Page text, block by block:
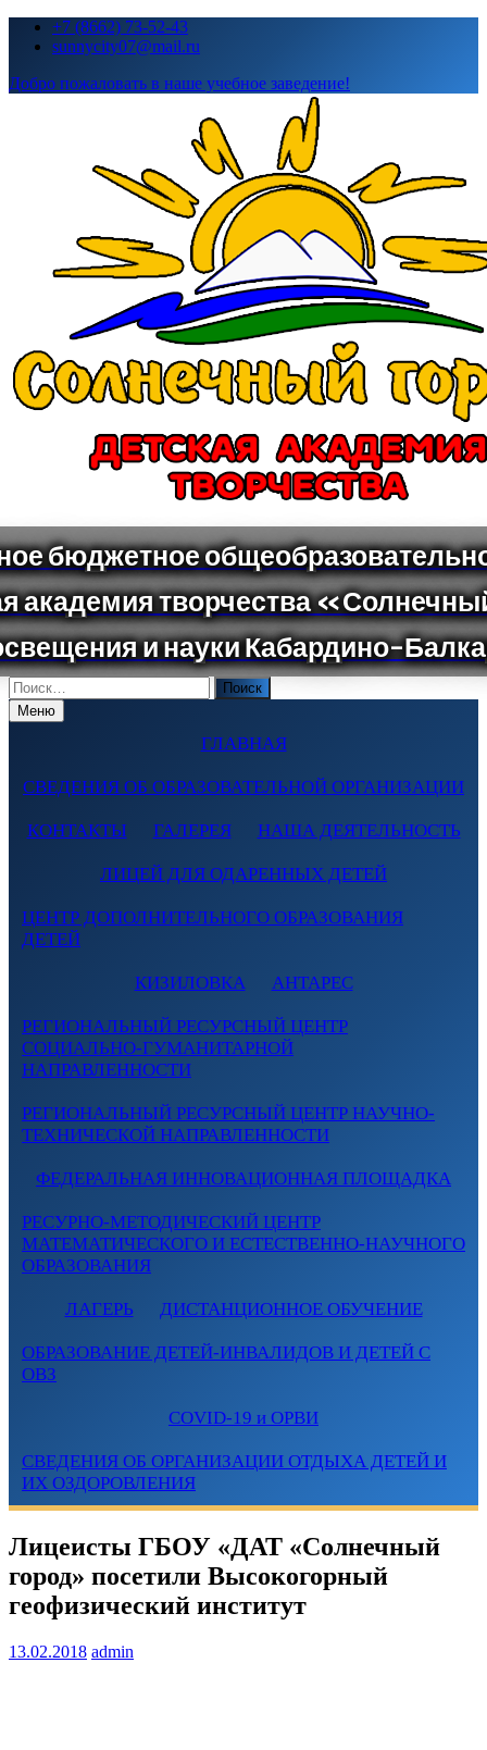
Перейти+7 (8662) 73-52-43
sunnycity07@mail.ru
Добро пожаловать в наше учебное заведение!
Поиск
по:Меню
ГЛАВНАЯ
СВЕДЕНИЯ ОБ ОБРАЗОВАТЕЛЬНОЙ ОРГАНИЗАЦИИ
КОНТАКТЫ ГАЛЕРЕЯ НАША ДЕЯТЕЛЬНОСТЬ
ЛИЦЕЙ ДЛЯ ОДАРЕННЫХ ДЕТЕЙ
ЦЕНТР ДОПОЛНИТЕЛЬНОГО ОБРАЗОВАНИЯ
ДЕТЕЙ
КИЗИЛОВКА АНТАРЕС
РЕГИОНАЛЬНЫЙ РЕСУРСНЫЙ ЦЕНТР
СОЦИАЛЬНО-ГУМАНИТАРНОЙ
НАПРАВЛЕННОСТИ
РЕГИОНАЛЬНЫЙ РЕСУРСНЫЙ ЦЕНТР НАУЧНО-
ТЕХНИЧЕСКОЙ НАПРАВЛЕННОСТИ
ФЕДЕРАЛЬНАЯ ИННОВАЦИОННАЯ ПЛОЩАДКА
РЕСУРНО-МЕТОДИЧЕСКИЙ ЦЕНТР
МАТЕМАТИЧЕСКОГО И ЕСТЕСТВЕННО-НАУЧНОГО
ОБРАЗОВАНИЯ
ЛАГЕРЬ ДИСТАНЦИОННОЕ ОБУЧЕНИЕ
ОБРАЗОВАНИЕ ДЕТЕЙ-ИНВАЛИДОВ И ДЕТЕЙ С
ОВЗ
COVID-19 и ОРВИ
СВЕДЕНИЯ ОБ ОРГАНИЗАЦИИ ОТДЫХА ДЕТЕЙ И
ИХ ОЗДОРОВЛЕНИЯ
Лицеисты ГБОУ «ДАТ «Солнечный
город» посетили Высокогорный
геофизический институт
13.02.2018 admin